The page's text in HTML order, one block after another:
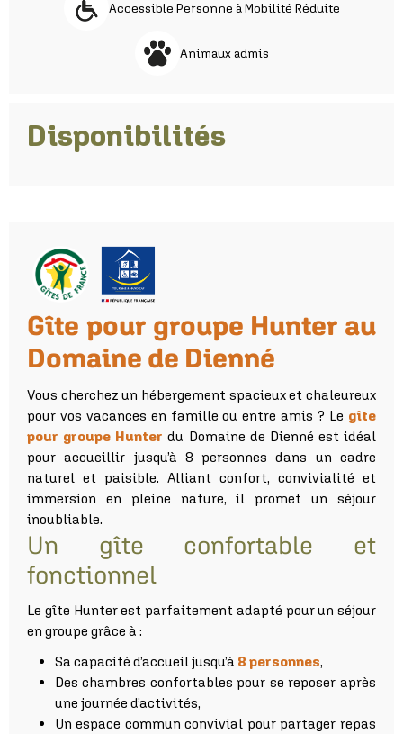
Accessible Personne à Mobilité Réduite
Animaux admis
Disponibilités
Gîte pour groupe Hunter au
Domaine de Dienné
Vous cherchez un hébergement spacieux et chaleureux
pour vos vacances en famille ou entre amis ? Le gîte
pour groupe Hunter du Domaine de Dienné est idéal
pour accueillir jusqu’à 8 personnes dans un cadre
naturel et paisible. Alliant confort, convivialité et
immersion en pleine nature, il promet un séjour
inoubliable.
Un gîte confortable et
fonctionnel
Le gîte Hunter est parfaitement adapté pour un séjour
en groupe grâce à :
Sa capacité d’accueil jusqu’à 8 personnes,
Des chambres confortables pour se reposer après
une journée d’activités,
Un espace commun convivial pour partager repas